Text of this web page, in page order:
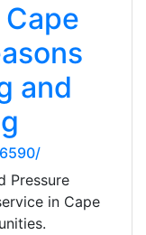
and
Pressure
in Cape